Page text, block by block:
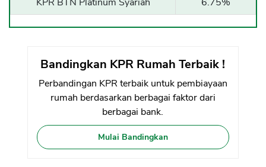
KPR BTN Platinum Syariah
6.75%
Bandingkan KPR Rumah Terbaik !
Perbandingan KPR terbaik untuk pembiayaan
rumah berdasarkan berbagai faktor dari
berbagai bank.
Mulai Bandingkan